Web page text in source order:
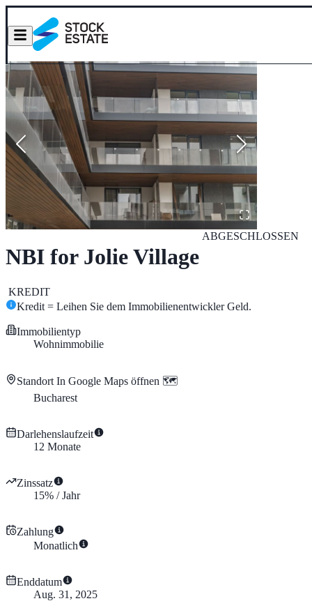
NBI for Jolie Village
ABGESCHLOSSEN
KREDIT
Kredit = Leihen Sie dem Immobilienentwickler Geld.
Immobilientyp
Wohnimmobilie
Standort In Google Maps öffnen 🗺️
Bucharest
Darlehenslaufzeit
12 Monate
Zinssatz
15% /Jahr
Zahlung
Monatlich
Enddatum
Aug. 31, 2025